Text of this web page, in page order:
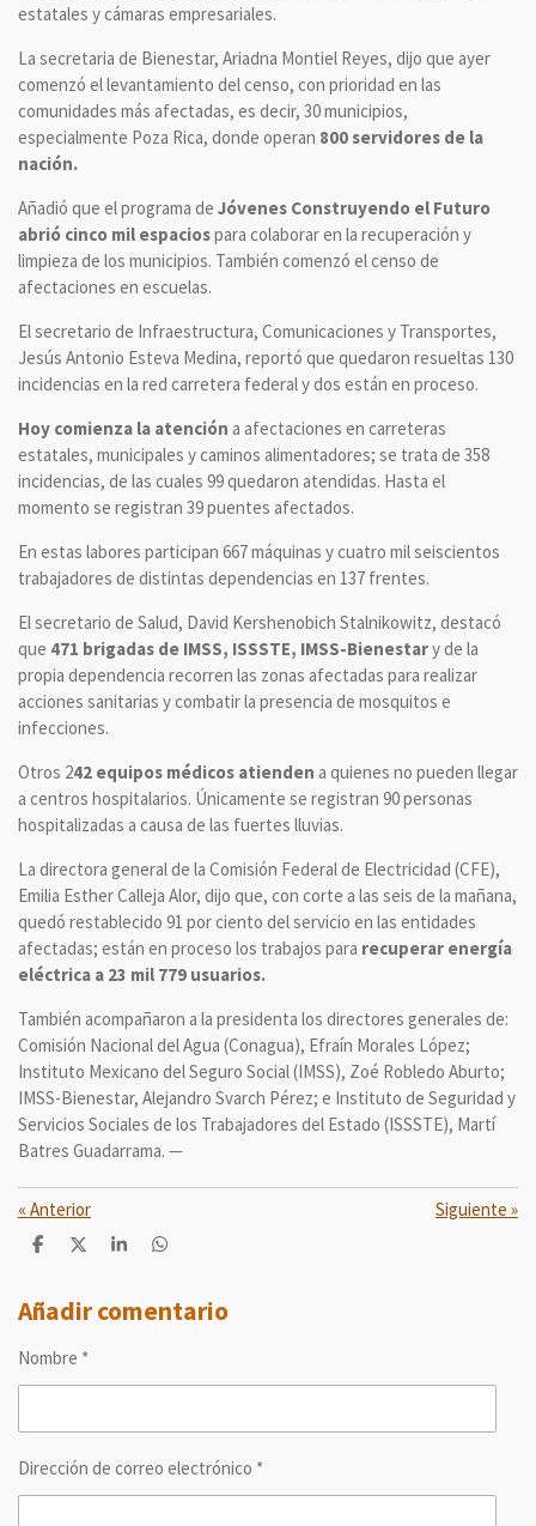
estatales y cámaras empresariales.
La secretaria de Bienestar, Ariadna Montiel Reyes, dijo que ayer
comenzó el levantamiento del censo, con prioridad en las
comunidades más afectadas, es decir, 30 municipios,
especialmente Poza Rica, donde operan 800 servidores de la
nación.
Añadió que el programa de Jóvenes Construyendo el Futuro
abrió cinco mil espaciospara colaborar en la recuperación y
limpieza de los municipios. También comenzó el censo de
afectaciones en escuelas.
El secretario de Infraestructura, Comunicaciones y Transportes,
Jesús Antonio Esteva Medina, reportó que quedaron resueltas 130
incidencias en la red carretera federal y dos están en proceso.
Hoy comienza la atención a afectaciones en carreteras
estatales, municipales y caminos alimentadores; se trata de 358
incidencias, de las cuales 99 quedaron atendidas. Hasta el
momento se registran 39 puentes afectados.
En estas labores participan 667 máquinas y cuatro mil seiscientos
trabajadores de distintas dependencias en 137 frentes.
El secretario de Salud, David Kershenobich Stalnikowitz, destacó
que 471 brigadas de IMSS, ISSSTE, IMSS-Bienestary de la
propia dependencia recorren las zonas afectadas para realizar
acciones sanitarias y combatir la presencia de mosquitos e
infecciones.
Otros 242 equipos médicos atienden a quienes no pueden llegar
a centros hospitalarios. Únicamente se registran 90 personas
hospitalizadas a causa de las fuertes lluvias.
La directora general de la Comisión Federal de Electricidad (CFE),
Emilia Esther Calleja Alor, dijo que, con corte a las seis de la mañana,
quedó restablecido 91 por ciento del servicio en las entidades
afectadas; están en proceso los trabajos para recuperar energía
eléctrica a 23 mil 779 usuarios.
También acompañaron a la presidenta los directores generales de:
Comisión Nacional del Agua (Conagua), Efraín Morales López;
Instituto Mexicano del Seguro Social (IMSS), Zoé Robledo Aburto;
IMSS-Bienestar, Alejandro Svarch Pérez; e Instituto de Seguridad y
Servicios Sociales de los Trabajadores del Estado (ISSSTE), Martí
Batres Guadarrama. —
« Anterior Siguiente »
C
p
a
t
C
p
a
C
p
a
C
p
a
Añadir comentario
Nombre *
Dirección de correo electrónico *